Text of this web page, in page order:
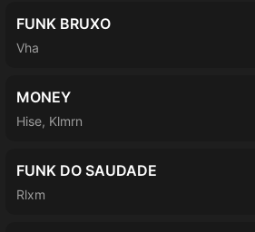
FUNK BRUXO
Vha
MONEY
Hise, Klmrn
FUNK DO SAUDADE
Rlxm